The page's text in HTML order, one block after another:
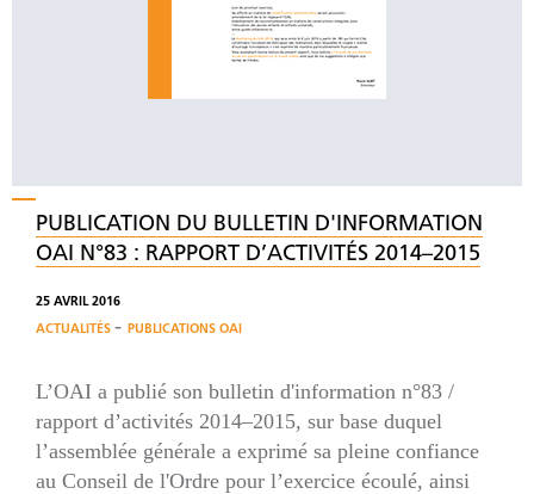
PUBLICATION DU BULLETIN D'INFORMATION
OAI N°83 : RAPPORT D’ACTIVITÉS 2014–2015
25 AVRIL 2016
ACTUALITÉS - PUBLICATIONS OAI
L’OAI a publié son bulletin d'information n°83 /
rapport d’activités 2014–2015, sur base duquel
l’assemblée générale a exprimé sa pleine confiance
au Conseil de l'Ordre pour l’exercice écoulé, ainsi